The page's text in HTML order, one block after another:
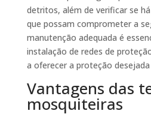
detritos, além de verificar se
que possam comprometer a
manutenção adequada é
instalação de redes de
a oferecer a proteção
Vantagens das
mosquiteiras